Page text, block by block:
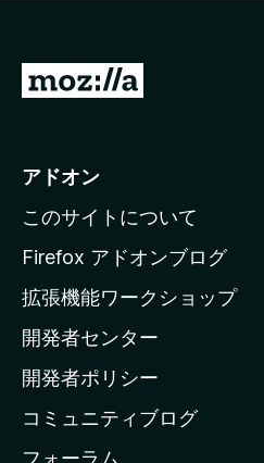
M
i
l
a
ホ
ー
ム
ー
ジ
アドオン
このサイトについて
Firefox アドオンブログ
拡張機能ワークショップ
開発者センター
開発者ポリシー
コミュニティブログ
フォーラム